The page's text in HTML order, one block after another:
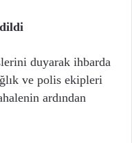
duyarak ihbarda
ve polis ekipleri
ardından